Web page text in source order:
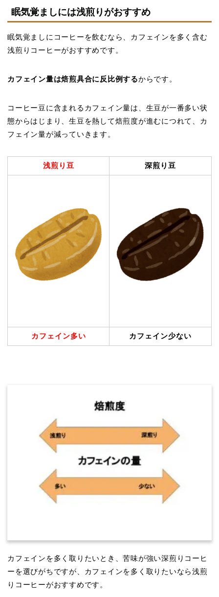
眠気覚ましには浅煎りがおすすめ
眠気覚ましにコーヒーを飲むなら、カフェインを多く含む
浅煎りコーヒーがおすすめです。
カフェイン量は焙煎具合に反比例するからです。
コーヒー豆に含まれるカフェイン量は、生豆が一番多い状
態からはじまり、生豆を熱して焙煎度が進むにつれて、カ
フェイン量が減っていきます。
浅煎り豆 深煎り豆
カフェイン多い カフェイン少ない
カフェインを多く取りたいとき、苦味が強い深煎りコーヒ
ーを選びがちですが、カフェインを多く取りたいなら浅煎
りコーヒーがおすすめです。